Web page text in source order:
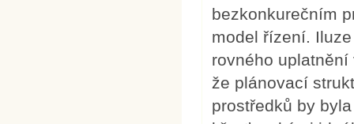
bezkonkurečním
model řízení.
rovného
že plánovací
prostředků by